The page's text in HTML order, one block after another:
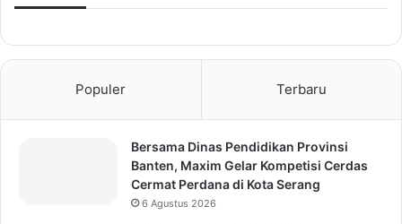
Populer Terbaru
Bersama Dinas Pendidikan Provinsi
Banten, Maxim Gelar Kompetisi Cerdas
Cermat Perdana di Kota Serang
6 Agustus 2026